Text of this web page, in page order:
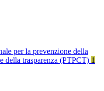
per la prevenzione della
della trasparenza (PTPCT) 1